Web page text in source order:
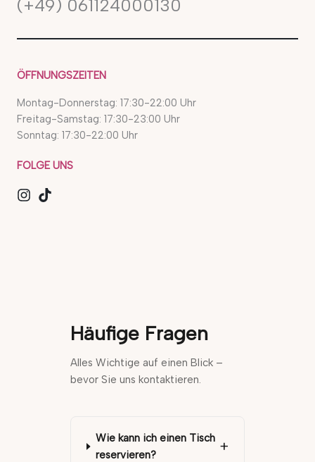
(+49) 061124000130
ÖFFNUNGSZEITEN
Montag-Donnerstag: 17:30-22:00 Uhr
Freitag-Samstag: 17:30-23:00 Uhr
Sonntag: 17:30-22:00 Uhr
FOLGE UNS
Häufige Fragen
Alles Wichtige auf einen Blick –
bevor Sie uns kontaktieren.
Wie kann ich einen Tisch
reservieren?
+